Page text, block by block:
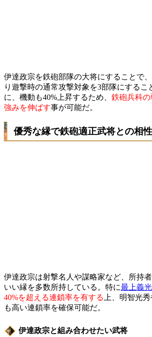
伊達政宗を鉄砲部隊の大将にすることで
り遊撃時の通常攻撃対象を3部隊にするこ
に、機動も40%上昇するため、 鉄砲兵科
強みを伸ばす事が可能だ。
優秀な縁で鉄砲適正武将との相
伊達政宗は射撃名人や謀略家など、所持
いい縁を多数所持している。特に最上義光
40%を超える連鎖率を有する 上、明智光
も高い連鎖率を確保可能だ。
伊達政宗と組み合わせたい武将